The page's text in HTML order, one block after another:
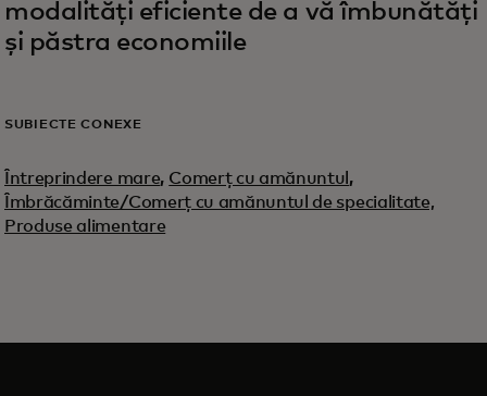
modalități eficiente de a vă îmbunătăți
și păstra economiile
SUBIECTE CONEXE
Întreprindere mare, Comerț cu amănuntul ,
Îmbrăcăminte/Comerț cu amănuntul de specialitate,
Produse alimentare